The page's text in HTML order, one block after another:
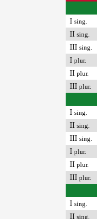
I sing.
II sing.
III sing.
I plur.
II plur.
III plur.
I sing.
II sing.
III sing.
I plur.
II plur.
III plur.
I sing.
II sing.